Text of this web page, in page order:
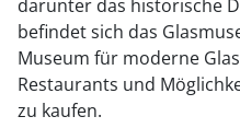
darunter das historische
befindet sich das
Museum für moderne
Restaurants und
zu kaufen.